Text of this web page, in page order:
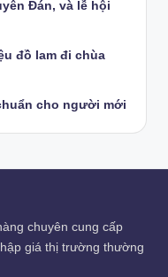
Đán, và lễ hội
đồ lam đi chùa
cho người mới
chuyên cung cấp
giá thị trường thường